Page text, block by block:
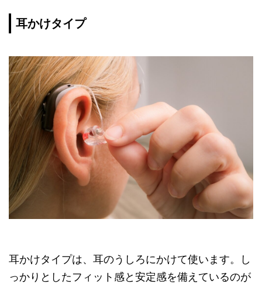
耳かけタイプ
耳かけタイプは、耳のうしろにかけて使います。し
っかりとしたフィット感と安定感を備えているのが